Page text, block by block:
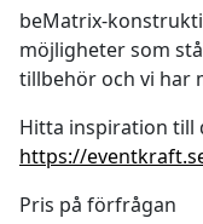
beMatrix-
möjligheter som
tillbehör och vi har
Hitta inspiration till
https://
Pris på förfrågan